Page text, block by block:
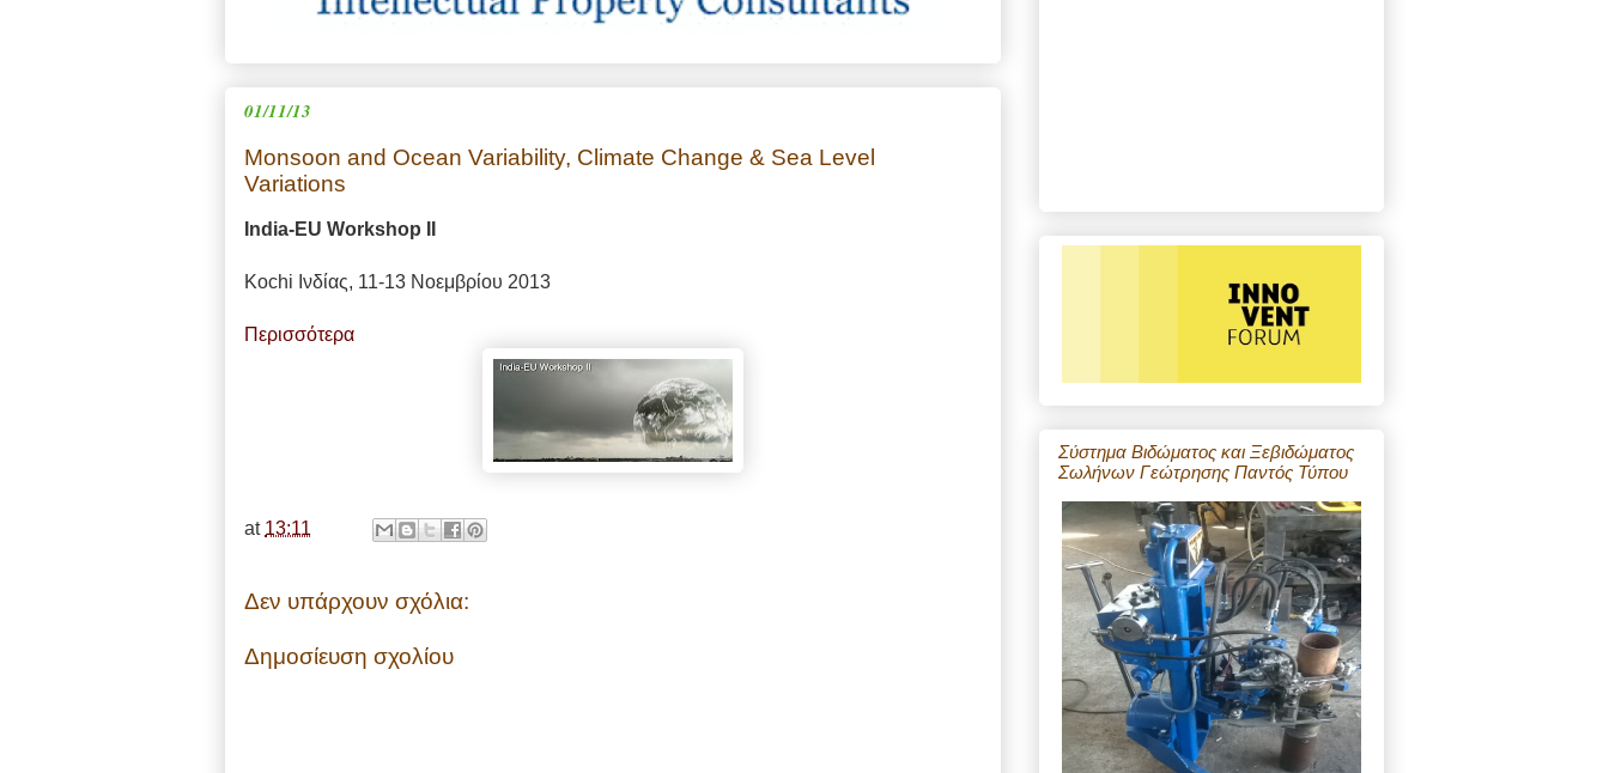
01/11/13
Monsoon and Ocean Variability, Climate Change & Sea Level
Variations
India-EU Workshop II
Kochi Ινδίας, 11-13 Νοεμβρίου 2013
Περισσότερα
at 13:11
Δεν υπάρχουν σχόλια:
Δημοσίευση σχολίου
Σύστημα Βιδώματος και Ξεβιδώματος
Σωλήνων Γεώτρησης Παντός Τύπου